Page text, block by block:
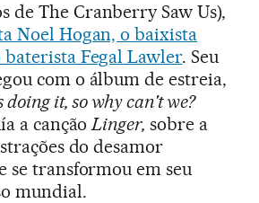
de The Cranberry Saw Us),
Noel Hogan, o baixista
Fegal Lawler. Seu
com o álbum de estreia,
doing it, so why can't we?
a cançãoLinger,sobre a
do desamor
se transformou em seu
mundial.